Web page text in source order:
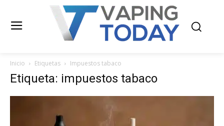
Inicio Etiquetas Impuestos tabaco
Etiqueta: impuestos tabaco